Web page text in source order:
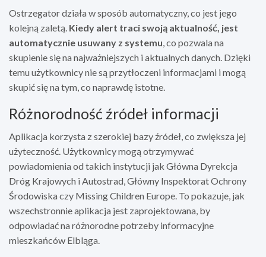
Ostrzegator działa w sposób automatyczny, co jest jego
kolejną zaletą. Kiedy alert traci swoją aktualność, jest
automatycznie usuwany z systemu, co pozwala na
skupienie się na najważniejszych i aktualnych danych. Dzięki
temu użytkownicy nie są przytłoczeni informacjami i mogą
skupić się na tym, co naprawdę istotne.
Różnorodność źródeł informacji
Aplikacja korzysta z szerokiej bazy źródeł, co zwiększa jej
użyteczność. Użytkownicy mogą otrzymywać
powiadomienia od takich instytucji jak Główna Dyrekcja
Dróg Krajowych i Autostrad, Główny Inspektorat Ochrony
Środowiska czy Missing Children Europe. To pokazuje, jak
wszechstronnie aplikacja jest zaprojektowana, by
odpowiadać na różnorodne potrzeby informacyjne
mieszkańców Elbląga.